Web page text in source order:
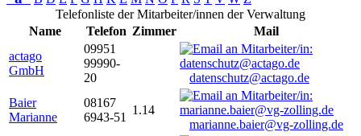
Telefonliste der Mitarbeiter/innen der Verwaltung
Name
Telefon Zimmer
Mail
actago
GmbH
09951
99990-
20
datenschutz@actago.de
Baier
Marianne
08167
6943-51
1.14
marianne.baier@vg-zolling.de